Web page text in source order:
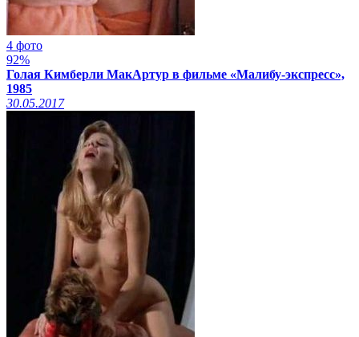
4 фото
92%
Голая Кимберли МакАртур в фильме «Малибу-экспресс»,
1985
30.05.2017